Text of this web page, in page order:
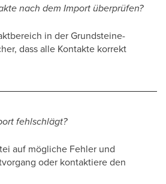
nach dem Import überprüfen?
in der Grundsteine-
dass alle Kontakte korrekt
fehlschlägt?
auf mögliche Fehler und
oder kontaktiere den